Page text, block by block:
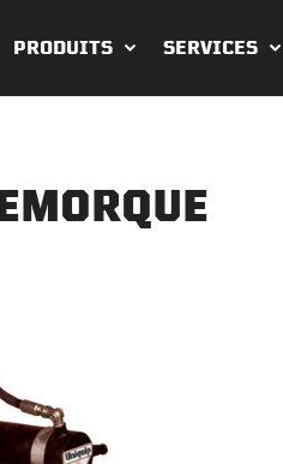
PRODUITS SERVICES